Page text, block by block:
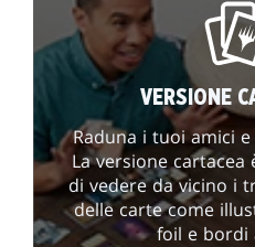
VERSIONE
Raduna i tuoi amici
La versione cartacea
di vedere da vicino i
delle carte come
foil e bordi